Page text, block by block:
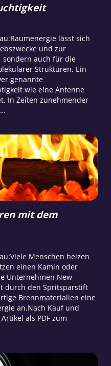
lässt sich
und zur
sondern auch für die
Strukturen. Ein
genannte
wie eine Antenne
In Zeiten zunehmender
mit dem
Menschen heizen
einen Kamin oder
Unternehmen New
durch den Spritsparstift
Brennmaterialien eine
an.Nach Kauf und
als PDF zum